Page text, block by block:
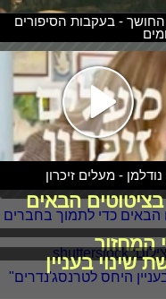
החושך - בעקבות הסיפורים
- מעלים זיכרון
הבאים
המחזור
שינוי בעניין